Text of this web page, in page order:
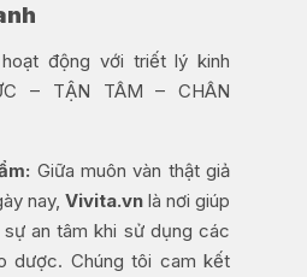
động với triết lý kinh
– TẬN TÂM – CHÂN
Giữa muôn vàn thật giả
nay, Vivita.vnlà nơi giúp
an tâm khi sử dụng các
dược. Chúng tôi cam kết